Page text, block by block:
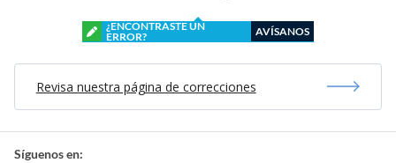
¿ENCONTRASTE UN
ERROR?
AVÍSANOS
Revisa nuestra página de correcciones
Síguenos en: